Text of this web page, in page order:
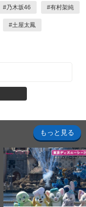
#乃木坂46 #有村架純
#土屋太鳳
もっと見る